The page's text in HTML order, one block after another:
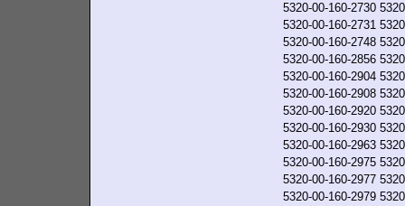
5320-00-160-2730
5320-00-160-2731
5320-00-160-2748
5320-00-160-2856
5320-00-160-2904
5320-00-160-2908
5320-00-160-2920
5320-00-160-2930
5320-00-160-2963
5320-00-160-2975
5320-00-160-2977
5320-00-160-2979